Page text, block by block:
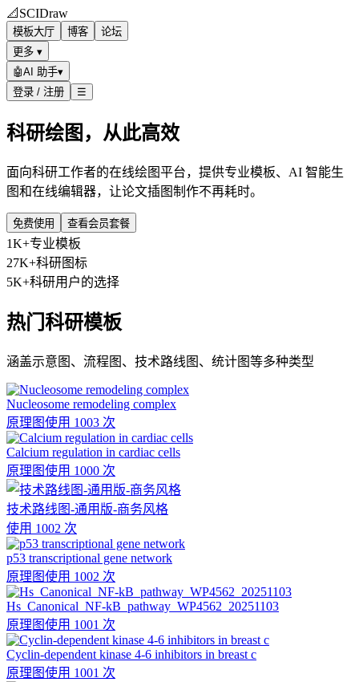
📐 SCIDraw
模板大厅 博客
论坛
更多 ▾
🤖AI 助手▾
登录 / 注册
☰
科研绘图，从此高效
面向科研工作者的在线绘图平台，提供专业模板、AI 智能生
图和在线编辑器，让论文插图制作不再耗时。
免费使用 查看会员套餐
1K+专业模板
27K+科研图标
5K+科研用户的选择
热门科研模板
涵盖示意图、流程图、技术路线图、统计图等多种类型
Nucleosome remodeling complex
原理图使用 1003 次
Calcium regulation in cardiac cells
原理图使用 1000 次
技术路线图-通用版-商务风格
使用 1002 次
p53 transcriptional gene network
原理图使用 1002 次
Hs_Canonical_NF-kB_pathway_WP4562_20251103
原理图使用 1001 次
Cyclin-dependent kinase 4-6 inhibitors in breast c
原理图使用 1001 次